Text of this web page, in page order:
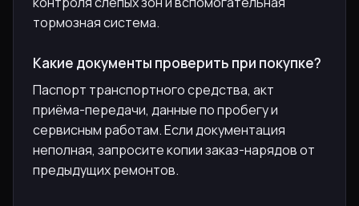
тормозная система.
Какие документы проверить при покупке?
Паспорт транспортного средства, акт
приёма-передачи, данные по пробегу и
сервисным работам. Если документация
неполная, запросите копии заказ-нарядов от
предыдущих ремонтов.